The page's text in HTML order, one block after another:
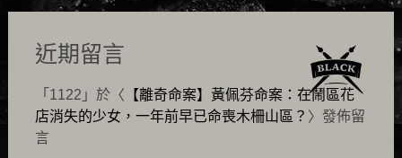
近期留言
「 1122 」於〈 【離奇命案】黃佩芬命案：在鬧區花
店消失的少女，一年前早已命喪木柵山區？ 〉發佈留
言